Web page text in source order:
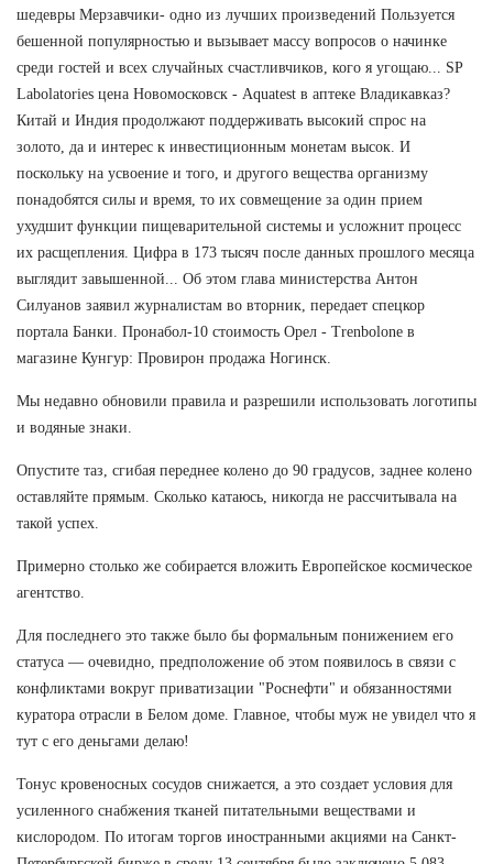
шедевры Мерзавчики- одно из лучших произведений Пользуется
бешенной популярностью и вызывает массу вопросов о начинке
среди гостей и всех случайных счастливчиков, кого я угощаю... SP
Labolatories цена Новомосковск - Aquatest в аптеке Владикавказ?
Китай и Индия продолжают поддерживать высокий спрос на
золото, да и интерес к инвестиционным монетам высок. И
поскольку на усвоение и того, и другого вещества организму
понадобятся силы и время, то их совмещение за один прием
ухудшит функции пищеварительной системы и усложнит процесс
их расщепления. Цифра в 173 тысяч после данных прошлого месяца
выглядит завышенной... Об этом глава министерства Антон
Силуанов заявил журналистам во вторник, передает спецкор
портала Банки. Пронабол-10 стоимость Орел - Trenbolone в
магазине Кунгур: Провирон продажа Ногинск.
Мы недавно обновили правила и разрешили использовать логотипы
и водяные знаки.
Опустите таз, сгибая переднее колено до 90 градусов, заднее колено
оставляйте прямым. Сколько катаюсь, никогда не рассчитывала на
такой успех.
Примерно столько же собирается вложить Европейское космическое
агентство.
Для последнего это также было бы формальным понижением его
статуса — очевидно, предположение об этом появилось в связи с
конфликтами вокруг приватизации "Роснефти" и обязанностями
куратора отрасли в Белом доме. Главное, чтобы муж не увидел что я
тут с его деньгами делаю!
Тонус кровеносных сосудов снижается, а это создает условия для
усиленного снабжения тканей питательными веществами и
кислородом. По итогам торгов иностранными акциями на Санкт-